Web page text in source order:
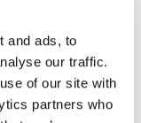
and ads, to
our traffic.
of our site with
partners who